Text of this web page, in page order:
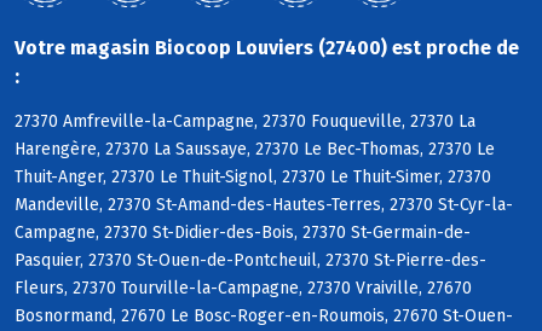
Votre magasin Biocoop Louviers (27400) est proche de
:
27370 Amfreville-la-Campagne, 27370 Fouqueville, 27370 La
Harengère, 27370 La Saussaye, 27370 Le Bec-Thomas, 27370 Le
Thuit-Anger, 27370 Le Thuit-Signol, 27370 Le Thuit-Simer, 27370
Mandeville, 27370 St-Amand-des-Hautes-Terres, 27370 St-Cyr-la-
Campagne, 27370 St-Didier-des-Bois, 27370 St-Germain-de-
Pasquier, 27370 St-Ouen-de-Pontcheuil, 27370 St-Pierre-des-
Fleurs, 27370 Tourville-la-Campagne, 27370 Vraiville, 27670
Bosnormand, 27670 Le Bosc-Roger-en-Roumois, 27670 St-Ouen-